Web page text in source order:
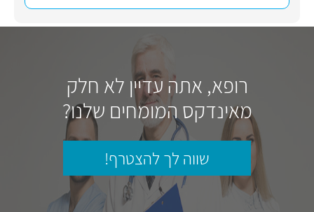
רופא, אתה עדיין לא חלק
מאינדקס המומחים שלנו?
שווה לך להצטרף!